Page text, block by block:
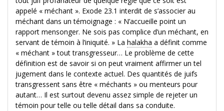
appelé « méchant ». Exode 23.1 interdit de s’associer au
méchant dans un témoignage : « N’accueille point un
rapport mensonger. Ne sois pas complice d’un méchant, en
servant de témoin à l’iniquité. » La halakha a définit comme
« méchant » tout transgresseur… Le problème de cette
définition est de savoir si on peut vraiment affirmer un tel
jugement dans le contexte actuel. Des quantités de juifs
transgressent sans être « méchants » ou menteurs pour
autant… Il est surtout devenu assez simple de rejeter un
témoin pour telle ou telle détail dans sa conduite.